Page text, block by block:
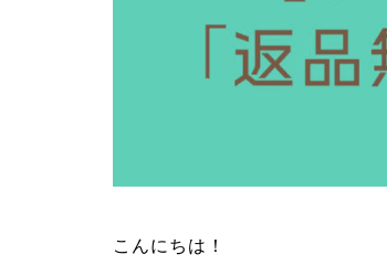
こんにちは！